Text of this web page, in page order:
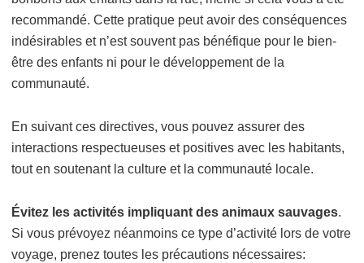
recommandé. Cette pratique peut avoir des conséquences
indésirables et n’est souvent pas bénéfique pour le bien-
être des enfants ni pour le développement de la
communauté.
En suivant ces directives, vous pouvez assurer des
interactions respectueuses et positives avec les habitants,
tout en soutenant la culture et la communauté locale.
Évitez les activités impliquant des animaux sauvages.
Si vous prévoyez néanmoins ce type d’activité lors de votre
voyage, prenez toutes les précautions nécessaires: